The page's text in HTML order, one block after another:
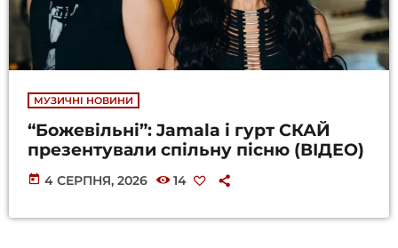
МУЗИЧНІ НОВИНИ
“Божевільні”: Jamala і гурт СКАЙ
презентували спільну пісню (ВІДЕО)
today 4 СЕРПНЯ, 2026 14